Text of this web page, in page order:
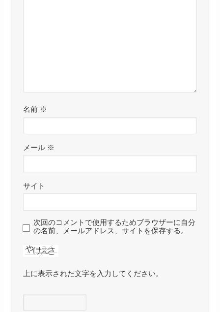
名前 ※
メール ※
サイト
次回のコメントで使用するためブラウザーに自分
の名前、メールアドレス、サイトを保存する。
上に表示された文字を入力してください。